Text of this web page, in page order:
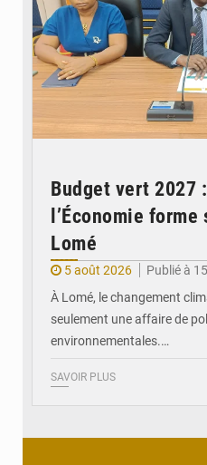
Budget vert 2027
l’Économie
Lomé
5 août 2026
Publié à
À Lomé, le changement
seulement une affaire de
environnementales.…
SAVOIR PLUS